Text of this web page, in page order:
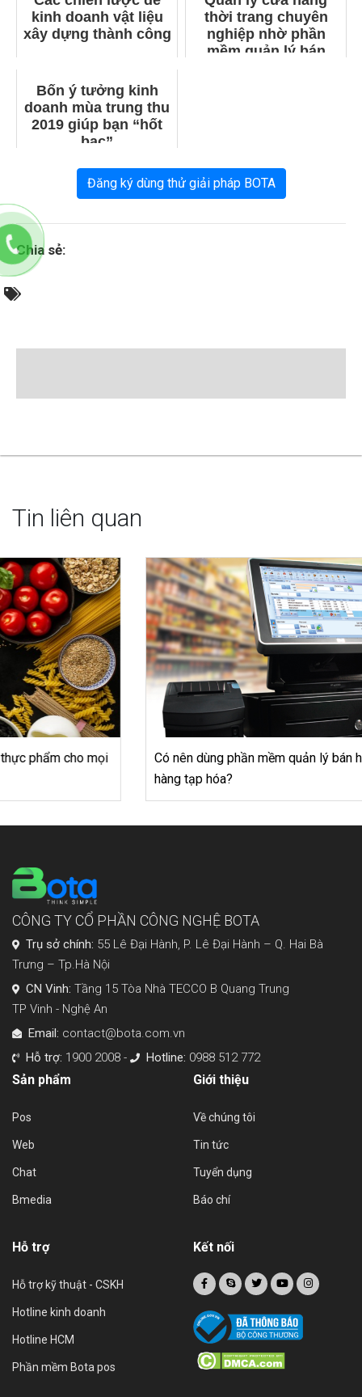
kinh doanh vật liệu
xây dựng thành công
thời trang chuyên
nghiệp nhờ phần
mềm quản lý bán
Bốn ý tưởng kinh
doanh mùa trung thu
2019 giúp bạn “hốt
bạc”
Đăng ký dùng thử giải pháp BOTA
Chia sẻ:
Tin liên quan
Có nên dùng phần mềm quản lý bán hàng khi kinh doanh
CÔNG TY CỔ PHẦN CÔNG NGHỆ BOTA
Trụ sở chính: 55 Lê Đại Hành, P. Lê Đại Hành – Q. Hai Bà
Trưng – Tp.Hà Nội
CN Vinh: Tầng 15 Tòa Nhà TECCO B Quang Trung
TP Vinh - Nghệ An
Email: contact@bota.com.vn
Hỗ trợ: 1900 2008 - Hotline: 0988 512 772
Sản phẩm
Pos
Web
Chat
Bmedia
Giới thiệu
Về chúng tôi
Tin tức
Tuyển dụng
Báo chí
Hỗ trợ
Hỗ trợ kỹ thuật - CSKH
Hotline kinh doanh
Hotline HCM
Phần mềm Bota pos
Kết nối